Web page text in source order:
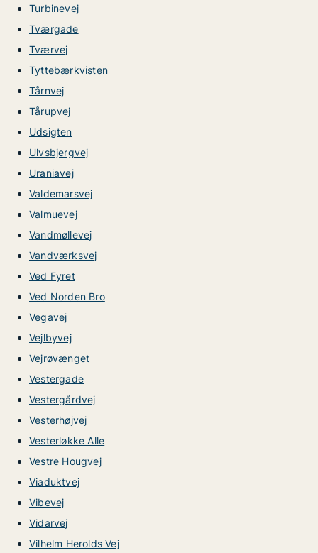
Turbinevej
Tværgade
Tværvej
Tyttebærkvisten
Tårnvej
Tårupvej
Udsigten
Ulvsbjergvej
Uraniavej
Valdemarsvej
Valmuevej
Vandmøllevej
Vandværksvej
Ved Fyret
Ved Norden Bro
Vegavej
Vejlbyvej
Vejrøvænget
Vestergade
Vestergårdvej
Vesterhøjvej
Vesterløkke Alle
Vestre Hougvej
Viaduktvej
Vibevej
Vidarvej
Vilhelm Herolds Vej